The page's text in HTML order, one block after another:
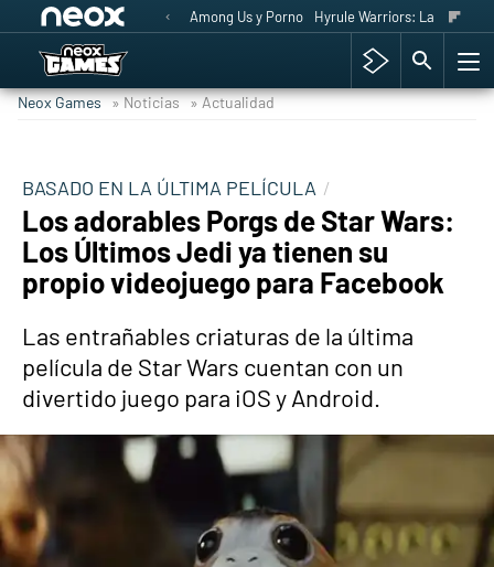
Among Us y Porno Hyrule Warriors: La Era del
Neox Games » Noticias » Actualidad
BASADO EN LA ÚLTIMA PELÍCULA
Los adorables Porgs de Star Wars:
Los Últimos Jedi ya tienen su
propio videojuego para Facebook
Las entrañables criaturas de la última
película de Star Wars cuentan con un
divertido juego para iOS y Android.